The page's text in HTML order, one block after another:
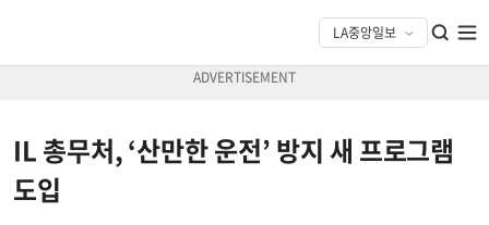
IL 총무처, ‘산만한 운전’ 방지 새 프로그램
도입